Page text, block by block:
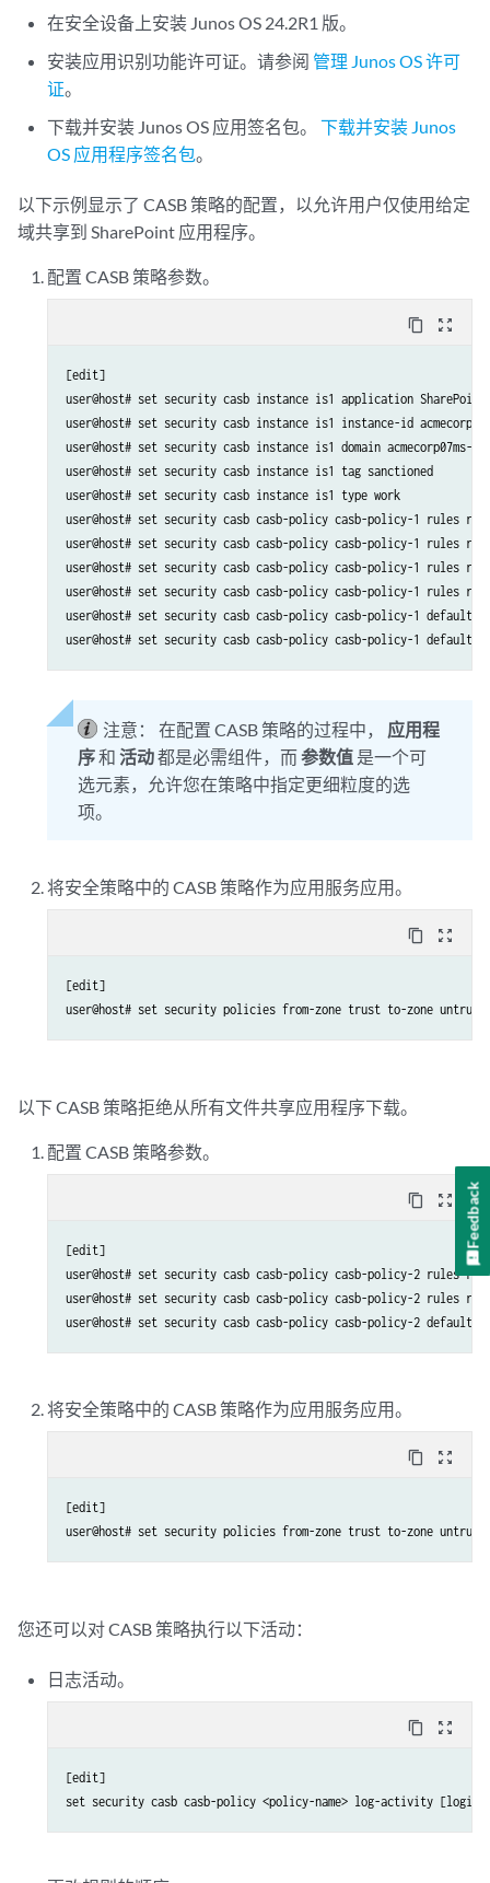
在安全设备上安装 Junos OS 24.2R1 版。
安装应用识别功能许可证。请参阅 管理 Junos OS 许可
证。
下载并安装 Junos OS 应用签名包。下载并安装 Junos
OS 应用程序签名包。
以下示例显示了 CASB 策略的配置，以允许用户仅使用给定
域共享到 SharePoint 应用程序。
配置 CASB 策略参数。
content_copy zoom_out_map
[edit]
user@host# set security casb instance is1 application SharePoint
user@host# set security casb instance is1 instance-id acmecorp07
user@host# set security casb instance is1 domain acmecorp07ms-
user@host# set security casb instance is1 tag sanctioned
user@host# set security casb instance is1 type work
user@host# set security casb casb-policy casb-policy-1 rules
user@host# set security casb casb-policy casb-policy-1 rules
user@host# set security casb casb-policy casb-policy-1 rules
user@host# set security casb casb-policy casb-policy-1 rules
user@host# set security casb casb-policy casb-policy-1 default-
user@host# set security casb casb-policy casb-policy-1 default-
注意： 在配置 CASB 策略的过程中， 应用程
序和活动都是必需组件，而参数值 是一个可
选元素，允许您在策略中指定更细粒度的选
项。
将安全策略中的 CASB 策略作为应用服务应用。
content_copy zoom_out_map
[edit]
user@host# set security policies from-zone trust to-zone
以下 CASB 策略拒绝从所有文件共享应用程序下载。
配置 CASB 策略参数。
content_copy zoom_out_map
[edit]
user@host# set security casb casb-policy casb-policy-2 rules
user@host# set security casb casb-policy casb-policy-2 rules
user@host# set security casb casb-policy casb-policy-2 default-
将安全策略中的 CASB 策略作为应用服务应用。
content_copy zoom_out_map
[edit]
user@host# set security policies from-zone trust to-zone
您还可以对 CASB 策略执行以下活动：
日志活动。
content_copy zoom_out_map
[edit]
set security casb casb-policy <policy-name> log-activity [login
Feedback